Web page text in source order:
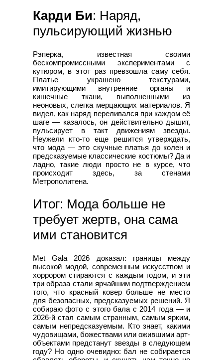
Карди Би: Наряд,
пульсирующий жизнью
Рэперка, известная своими
бескомпромиссными экспериментами с
кутюром, в этот раз превзошла саму себя.
Платье украшено текстурами,
имитирующими внутренние органы и
кишечные ткани, выполненными из
неоновых, слегка мерцающих материалов. Я
видел, как наряд переливался при каждом её
шаге — казалось, он действительно дышит,
пульсирует в такт движениям звезды.
Неужели кто-то еще решится утверждать,
что мода — это скучные платья до колен и
предсказуемые классические костюмы? Да и
ладно, такие люди просто не в курсе, что
происходит здесь, за стенами
Метрополитена.
Итог: Мода больше не
требует жертв, она сама
ими становится
Met Gala 2026 доказал: границы между
высокой модой, современным искусством и
хоррором стираются с каждым годом, и эти
три образа стали ярчайшим подтверждением
того, что красный ковер больше не место
для безопасных, предсказуемых решений. Я
собираю фото с этого бала с 2014 года — и
2026-й стал самым странным, самым ярким,
самым непредсказуемым. Кто знает, какими
чудовищами, божествами или ожившими арт-
объектами предстанут звезды в следующем
году? Но одно очевидно: бал не собирается